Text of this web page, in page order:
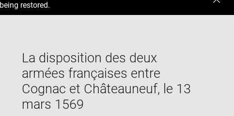
restored.
La disposition des deux
armées françaises entre
Cognac et Châteauneuf, le 13
mars 1569